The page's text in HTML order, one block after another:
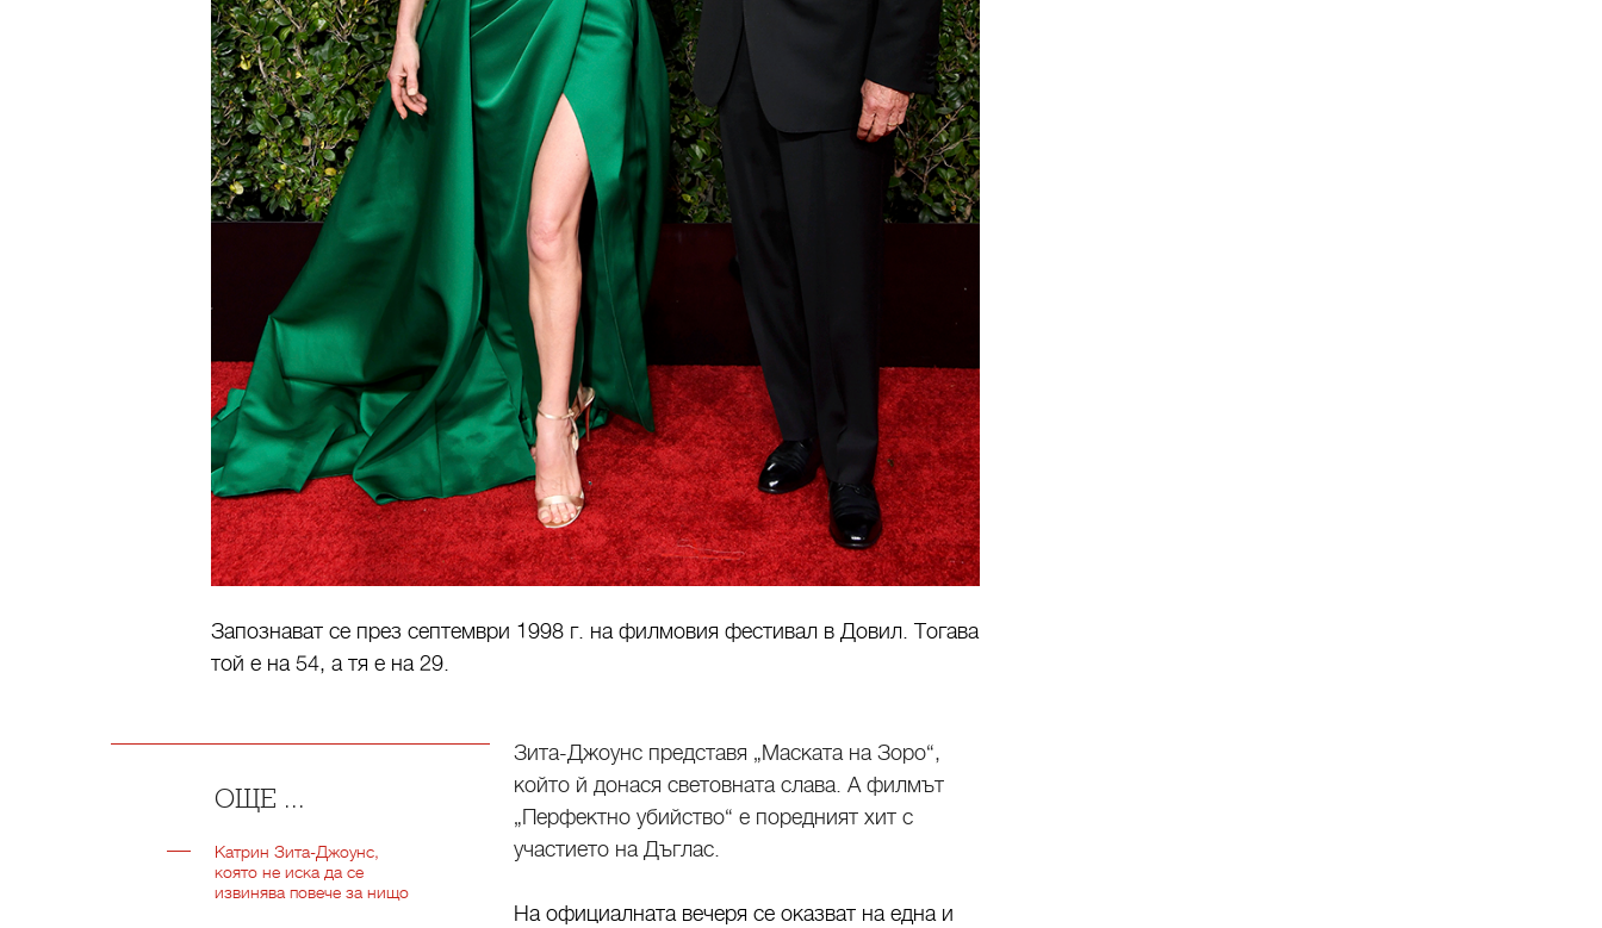
Запознават се през септември 1998 г. на филмовия фестивал в Довил. Тогава
той е на 54, а тя е на 29.
ОЩЕ ...
Катрин Зита-Джоунс,
която не иска да се
извинява повече за нищо
Зита-Джоунс представя „Маската на Зоро“,
който й донася световната слава. А филмът
„Перфектно убийство“ е поредният хит с
участието на Дъглас.
На официалната вечеря се оказват на една и